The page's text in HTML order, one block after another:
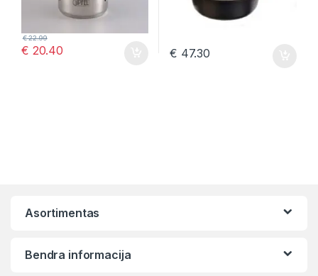
€ 20.40
€22.99
€ 47.30
Asortimentas
Bendra informacija